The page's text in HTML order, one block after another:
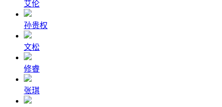
艾伦
孙贵权
文松
修睿
张琪